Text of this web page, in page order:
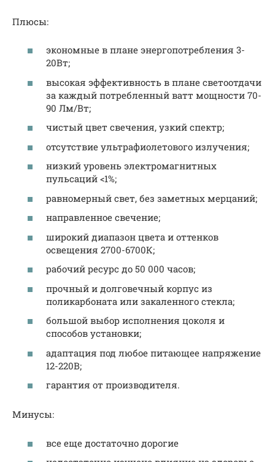
Плюсы:
экономные в плане энергопотребления 3-
20Вт;
высокая эффективность в плане светоотдачи
за каждый потребленный ватт мощности 70-
90 Лм/Вт;
чистый цвет свечения, узкий спектр;
отсутствие ультрафиолетового излучения;
низкий уровень электромагнитных
пульсаций <1%;
равномерный свет, без заметных мерцаний;
направленное свечение;
широкий диапазон цвета и оттенков
освещения 2700-6700К;
рабочий ресурс до 50 000 часов;
прочный и долговечный корпус из
поликарбоната или закаленного стекла;
большой выбор исполнения цоколя и
способов установки;
адаптация под любое питающее напряжение
12-220В;
гарантия от производителя.
Минусы:
все еще достаточно дорогие